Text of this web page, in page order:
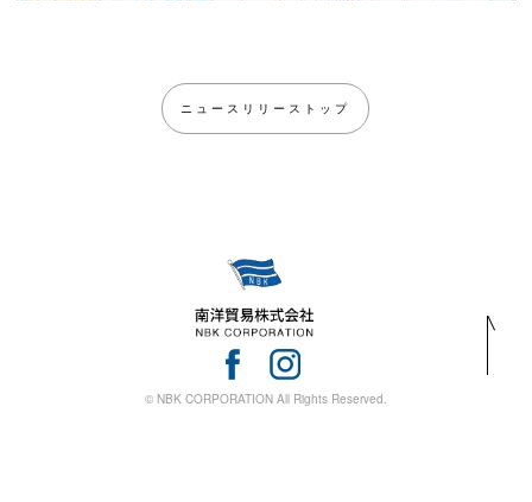
ニュースリリーストップ
© NBK CORPORATION All Rights Reserved.